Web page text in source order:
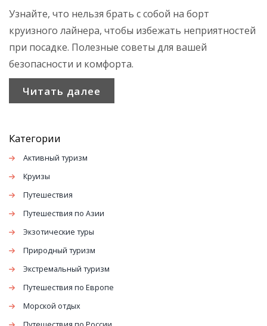
Узнайте, что нельзя брать с собой на борт
круизного лайнера, чтобы избежать неприятностей
при посадке. Полезные советы для вашей
безопасности и комфорта.
Читать далее
Категории
Активный туризм
Круизы
Путешествия
Путешествия по Азии
Экзотические туры
Природный туризм
Экстремальный туризм
Путешествия по Европе
Морской отдых